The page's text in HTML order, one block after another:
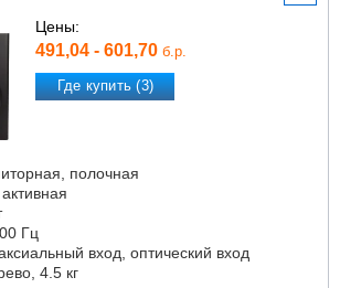
Цены:
491,04 - 601,70 б.р.
Где купить (3)
полочная
Гц
вход, оптический вход
4.5 кг